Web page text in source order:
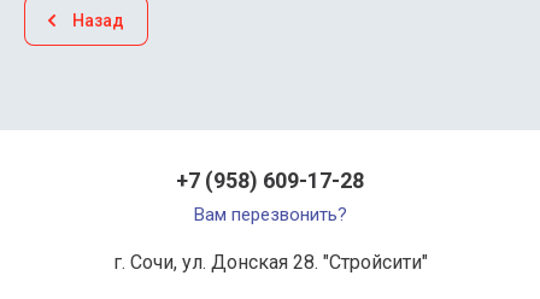
Назад
+7 (958) 609-17-28
Вам перезвонить?
г. Сочи, ул. Донская 28. "Стройсити"